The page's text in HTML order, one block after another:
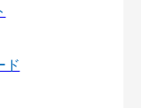
ド